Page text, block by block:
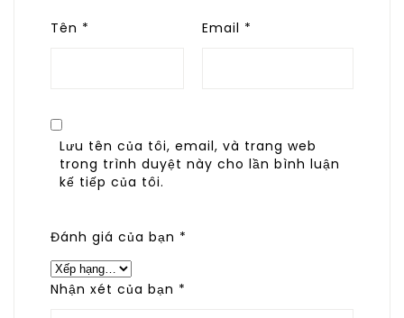
Tên * Email *
Lưu tên của tôi, email, và trang web
trong trình duyệt này cho lần bình luận
kế tiếp của tôi.
Đánh giá của bạn *
Nhận xét của bạn *